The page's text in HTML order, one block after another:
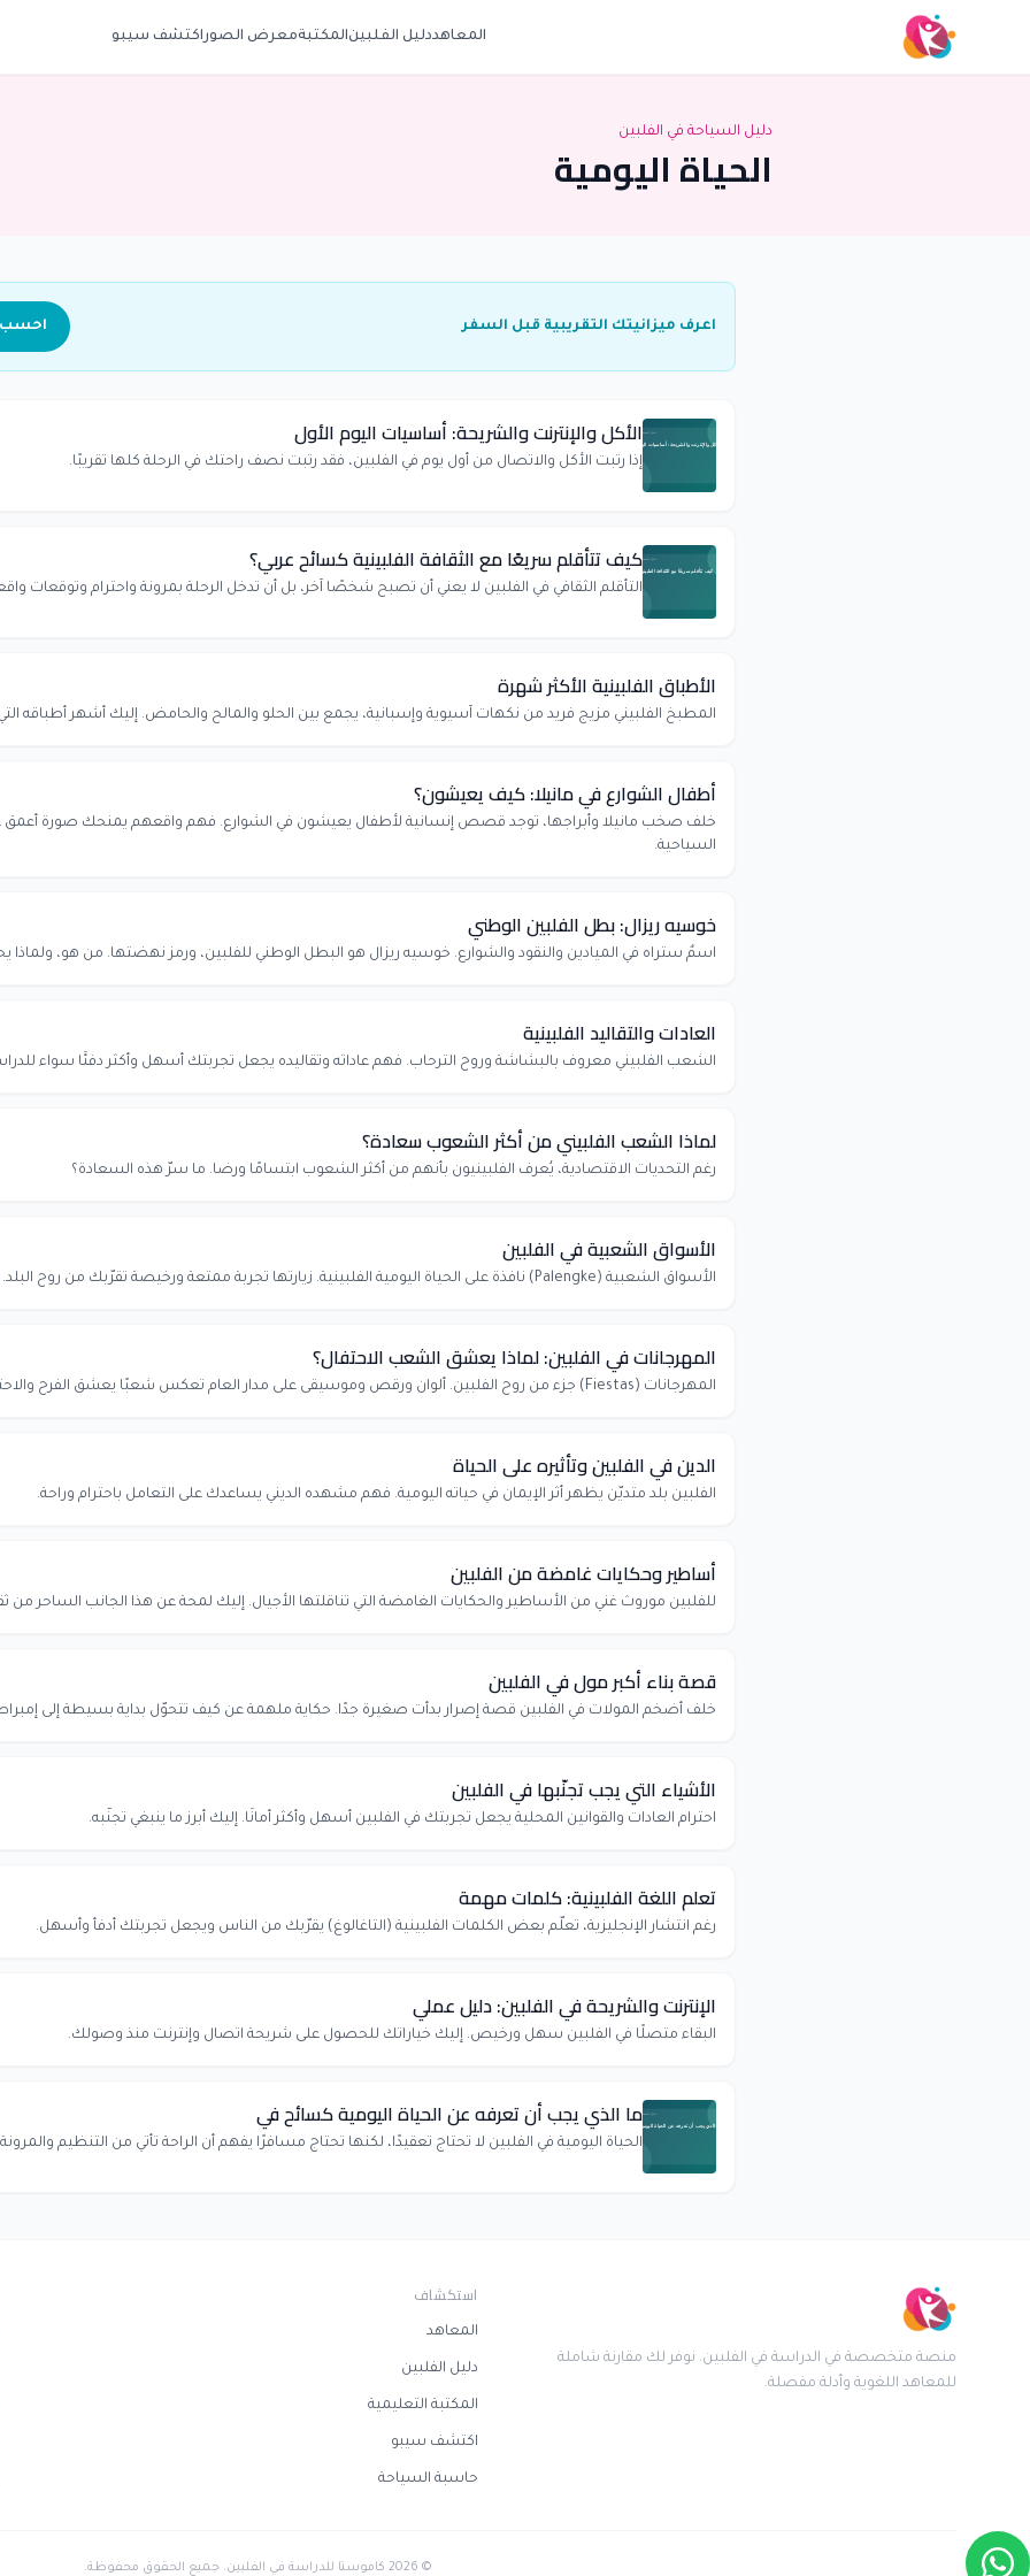
المعاهددليل الفلبينالمكتبةمعرض الصوراكتشف سيبو
دليل السياحة في الفلبين
الحياة اليومية
اعرف ميزانيتك التقريبية قبل السفر احسب
الأكل والإنترنت والشريحة: أساسيات اليوم الأول
إذا رتبت الأكل والاتصال من أول يوم في الفلبين، فقد رتبت نصف راحتك في الرحلة كلها تقريبًا.
كيف تتأقلم سريعًا مع الثقافة الفلبينية كسائح عربي؟
التأقلم الثقافي في الفلبين لا يعني أن تصبح شخصًا آخر، بل أن تدخل الرحلة بمرونة واحترام
الأطباق الفلبينية الأكثر شهرة
المطبخ الفلبيني مزيج فريد من نكهات آسيوية وإسبانية، يجمع بين الحلو والمالح والحامض. إليك أشهر أطباقه
أطفال الشوارع في مانيلا: كيف يعيشون؟
خلف صخب مانيلا وأبراجها، توجد قصص إنسانية لأطفال يعيشون في الشوارع. فهم واقعهم يمنحك صورة أعمق
السياحية.
خوسيه ريزال: بطل الفلبين الوطني
اسمٌ ستراه في الميادين والنقود والشوارع. خوسيه ريزال هو البطل الوطني للفلبين، ورمز نهضتها. من هو، ولماذا
العادات والتقاليد الفلبينية
الشعب الفلبيني معروف بالبشاشة وروح الترحاب. فهم عاداته وتقاليده يجعل تجربتك أسهل وأكثر دفئًا سواء
لماذا الشعب الفلبيني من أكثر الشعوب سعادة؟
رغم التحديات الاقتصادية، يُعرف الفلبينيون بأنهم من أكثر الشعوب ابتسامًا ورضا. ما سرّ هذه السعادة؟
الأسواق الشعبية في الفلبين
الأسواق الشعبية (Palengke) نافذة على الحياة اليومية الفلبينية. زيارتها تجربة ممتعة ورخيصة تقرّبك من روح البلد.
المهرجانات في الفلبين: لماذا يعشق الشعب الاحتفال؟
المهرجانات (Fiestas) جزء من روح الفلبين. ألوان ورقص وموسيقى على مدار العام تعكس شعبًا يعشق الفرح والاحتفال.
الدين في الفلبين وتأثيره على الحياة
الفلبين بلد متديّن يظهر أثر الإيمان في حياته اليومية. فهم مشهده الديني يساعدك على التعامل باحترام وراحة.
أساطير وحكايات غامضة من الفلبين
للفلبين موروث غني من الأساطير والحكايات الغامضة التي تناقلتها الأجيال. إليك لمحة عن هذا الجانب الساحر من
قصة بناء أكبر مول في الفلبين
خلف أضخم المولات في الفلبين قصة إصرار بدأت صغيرة جدًا. حكاية ملهمة عن كيف تتحوّل بداية بسيطة إلى
الأشياء التي يجب تجنّبها في الفلبين
احترام العادات والقوانين المحلية يجعل تجربتك في الفلبين أسهل وأكثر أمانًا. إليك أبرز ما ينبغي تجنّبه.
تعلم اللغة الفلبينية: كلمات مهمة
رغم انتشار الإنجليزية، تعلّم بعض الكلمات الفلبينية (التاغالوغ) يقرّبك من الناس ويجعل تجربتك أدفأ وأسهل.
الإنترنت والشريحة في الفلبين: دليل عملي
البقاء متصلًا في الفلبين سهل ورخيص. إليك خياراتك للحصول على شريحة اتصال وإنترنت منذ وصولك.
ما الذي يجب أن تعرفه عن الحياة اليومية كسائح في
الحياة اليومية في الفلبين لا تحتاج تعقيدًا، لكنها تحتاج مسافرًا يفهم أن الراحة تأتي من التنظيم
منصة متخصصة في الدراسة في الفلبين. نوفر لك مقارنة شاملة
للمعاهد اللغوية وأدلة مفصلة.
استكشاف
المعاهد
دليل الفلبين
المكتبة التعليمية
اكتشف سيبو
حاسبة السياحة
©
2026 كاموستا للدراسة في الفلبين. جميع الحقوق محفوظة.